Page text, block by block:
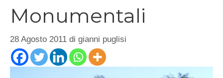
Monumentali
28 Agosto 2011 di gianni puglisi